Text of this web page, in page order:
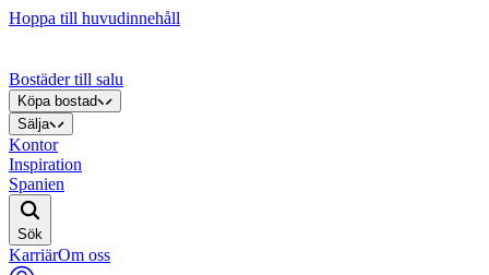
Hoppa till huvudinnehåll
Bostäder till salu
Köpa bostad
Sälja
Kontor
Inspiration
Spanien
Sök
KarriärOm oss